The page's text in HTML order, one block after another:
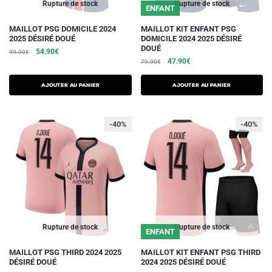
produit
Rupture de stock
MAILLOT PSG DOMICILE 2024
2025 DÉSIRÉ DOUÉ
99.90€
Le
initial
était :
99.90€.
54.90€Le
actuel
est :
54.90€.
AJOUTER AU PANIER
Ce
produit
a
plusieurs
variations.
peuvent
être
choisies
page
Rupture de stock
ENFANT
MAILLOT KIT ENFANT PSG
DOMICILE 2024 2025 DÉSIRÉ
DOUÉ
79.90€
Le
initial
était :
47.90€Le
actuel
est :
AJOUTER AU PANIER
Ce
produit
a
plusieurs
variations.
peuvent
être
choisies
page
produit
Rupture de stock
-40%
MAILLOT PSG THIRD 2024 2025
DÉSIRÉ DOUÉ
Ce
produit
Rupture de stock
ENFANT
-40%
MAILLOT KIT ENFANT PSG THIRD
2024 2025 DÉSIRÉ DOUÉ
Ce
produit